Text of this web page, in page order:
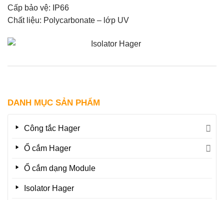
DANH MỤC SẢN PHẨM
Công tắc Hager
Ổ cắm Hager
Ổ cắm dạng Module
Isolator Hager
Cấp bảo vệ: IP66
Chất liệu: Polycarbonate – lớp UV